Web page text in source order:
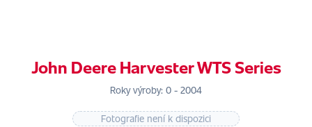
John Deere Harvester WTS Series
Roky výroby: 0 - 2004
Fotografie není k dispozici